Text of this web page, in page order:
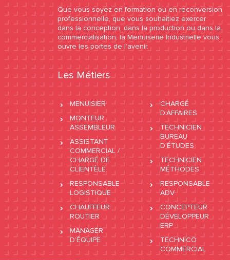
Que vous soyez en formation ou en reconversion
professionnelle, que vous souhaitiez exercer
dans la conception, dans la production ou dans la
commercialisation, la Menuiserie Industrielle vous
ouvre les portes de l’avenir.
Les Métiers
MENUISIER
MONTEUR
ASSEMBLEUR
ASSISTANT
COMMERCIAL /
CHARGÉ DE
CLIENTÈLE
RESPONSABLE
LOGISTIQUE
CHAUFFEUR
ROUTIER
MANAGER
D’ÉQUIPE
CHARGÉ
D’AFFAIRES
TECHNICIEN
BUREAU
D’ÉTUDES
TECHNICIEN
MÉTHODES
RESPONSABLE
ADV
CONCEPTEUR
DÉVELOPPEUR
ERP
TECHNICO
COMMERCIAL